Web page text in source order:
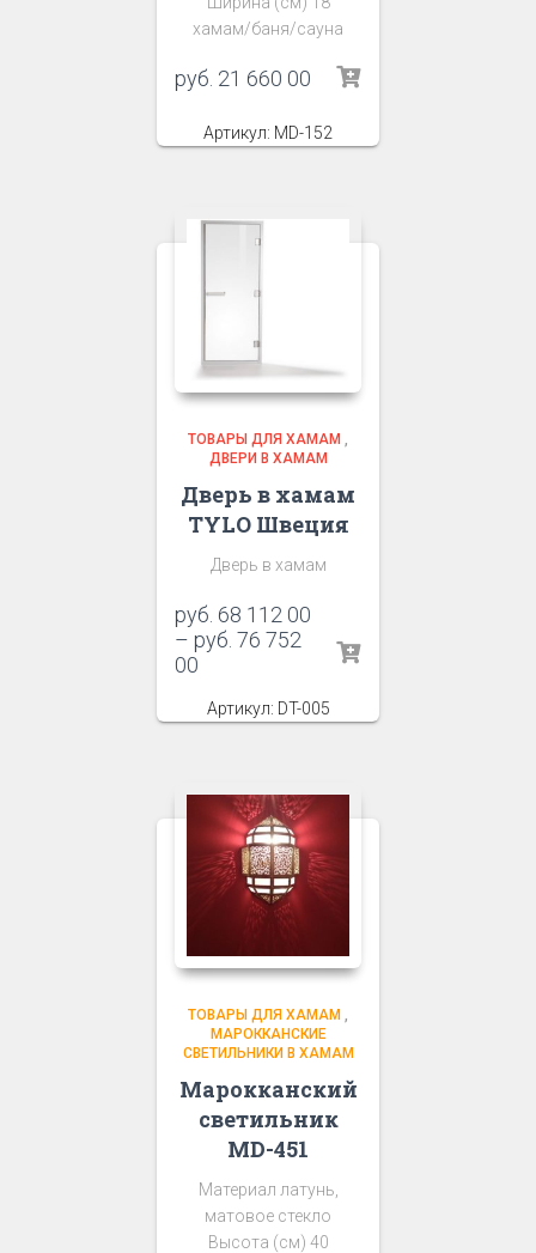
хамам/баня/сауна
руб. 21 660 00
Артикул: MD-152
ТОВАРЫ ДЛЯ ХАМАМ ,
ДВЕРИ В ХАМАМ
Дверь в хамам
TYLO Швеция
Дверь в хамам
руб. 68 112 00
– руб. 76 752
00
Артикул: DT-005
ТОВАРЫ ДЛЯ ХАМАМ ,
МАРОККАНСКИЕ
СВЕТИЛЬНИКИ В ХАМАМ
Марокканский
светильник
MD-451
Материал латунь,
матовое стекло
Высота (см) 40